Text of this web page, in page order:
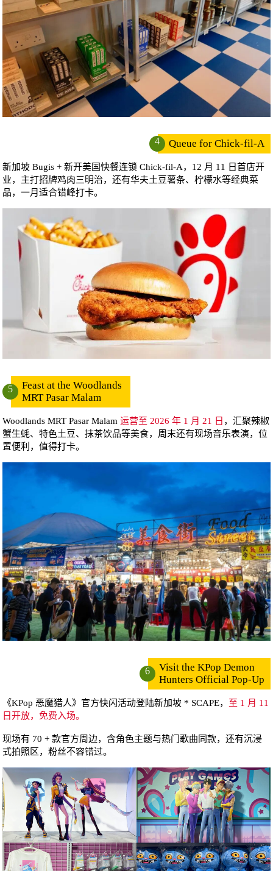
4 Queue for Chick-fil-A
新加坡 Bugis + 新开美国快餐连锁 Chick-fil-A，12 月 11 日首店开
业，主打招牌鸡肉三明治，还有华夫土豆薯条、柠檬水等经典菜
品，一月适合错峰打卡。
5
Feast at the Woodlands
MRT Pasar Malam
Woodlands MRT Pasar Malam运营至 2026 年 1 月 21 日 ，汇聚辣椒
蟹生蚝、特色土豆、抹茶饮品等美食，周末还有现场音乐表演，位
置便利，值得打卡。
6
Visit the KPop Demon
Hunters Official Pop-Up
《KPop 恶魔猎人》官方快闪活动登陆新加坡 * SCAPE， 至 1 月 11
日开放，免费入场。
现场有 70 + 款官方周边，含角色主题与热门歌曲同款，还有沉浸
式拍照区，粉丝不容错过。